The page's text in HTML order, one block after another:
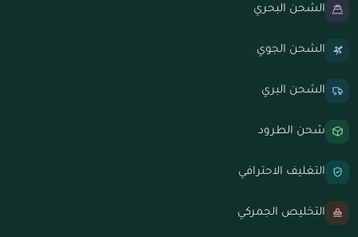
الشحن البحري
الشحن الجوي
الشحن البري
شحن الطرود
التغليف الاحترافي
التخليص الجمركي